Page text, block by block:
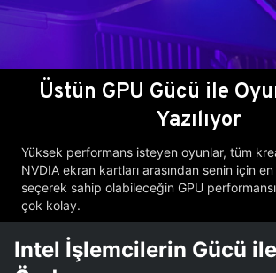
Üstün GPU Gücü ile
Yazılıyor
Yüksek performans isteyen oyunlar, tüm
NVDIA ekran kartları arasından senin için
seçerek sahip olabileceğin GPU
çok kolay.
Intel İşlemcilerin Gücü